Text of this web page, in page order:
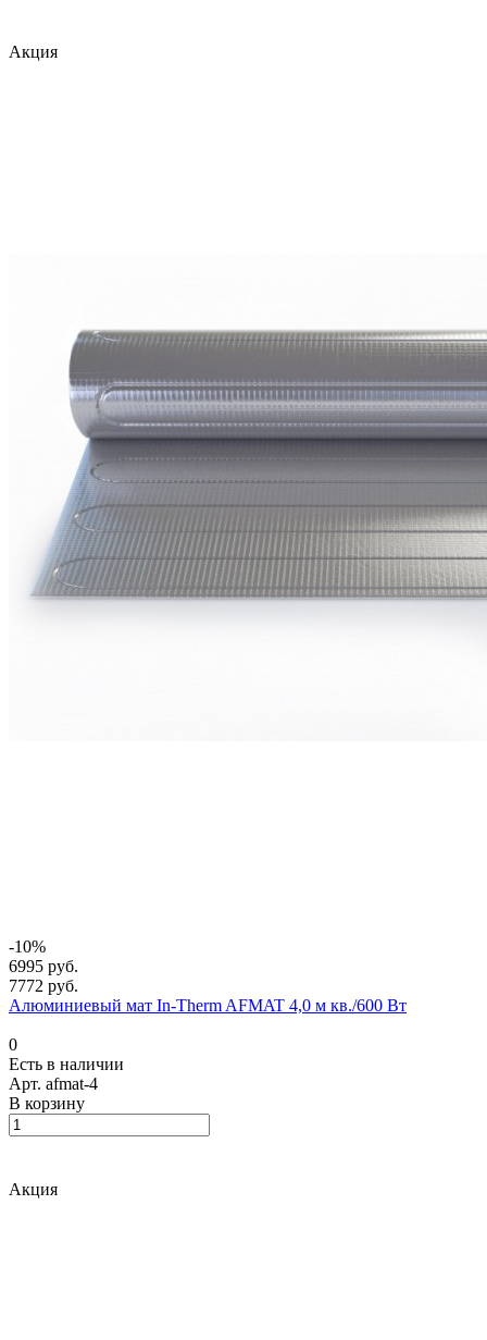
Акция
-10%
6995 руб.
7772 руб.
Алюминиевый мат In-Therm AFMAT 4,0 м кв./600 Вт
0
Есть в наличии
Арт. afmat-4
В корзину
Акция